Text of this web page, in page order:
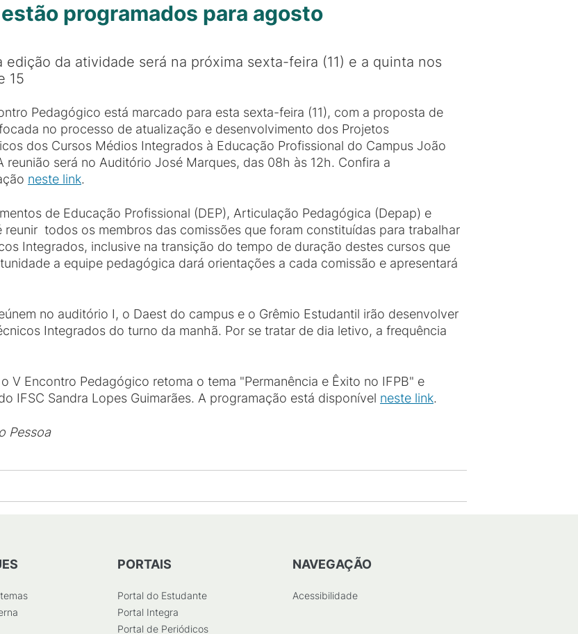
programados para agosto
edição da atividade será na próxima sexta-feira (11) e a quinta nos
15
Pedagógico está marcado para esta sexta-feira (11), com a proposta de
no processo de atualização e desenvolvimento dos Projetos
dos Cursos Médios Integrados à Educação Profissional do Campus João
reunião será no Auditório José Marques, das 08h às 12h. Confira a
neste link.
de Educação Profissional (DEP), Articulação Pedagógica (Depap) e
todos os membros das comissões que foram constituídas para trabalhar
Integrados, inclusive na transição do tempo de duração destes cursos que
a equipe pedagógica dará orientações a cada comissão e apresentará
no auditório I, o Daest do campus e o Grêmio Estudantil irão desenvolver
Integrados do turno da manhã. Por se tratar de dia letivo, a frequência
V Encontro Pedagógico retoma o tema "Permanência e Êxito no IFPB" e
IFSC Sandra Lopes Guimarães. A programação está disponível neste link.
Pessoa
PORTAIS
Portal do Estudante
Portal Integra
Portal de Periódicos
NAVEGAÇÃO
Acessibilidade